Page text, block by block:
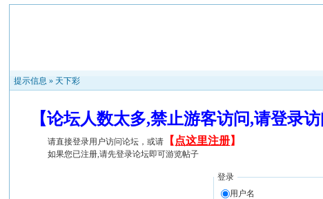
提示信息 » 天下彩
【论坛人数太多,禁止游客访问,请登录
请直接登录用户访问论坛，或请 【 点这里注册】
如果您已注册,请先登录论坛即可游览帖子
登录
用户名